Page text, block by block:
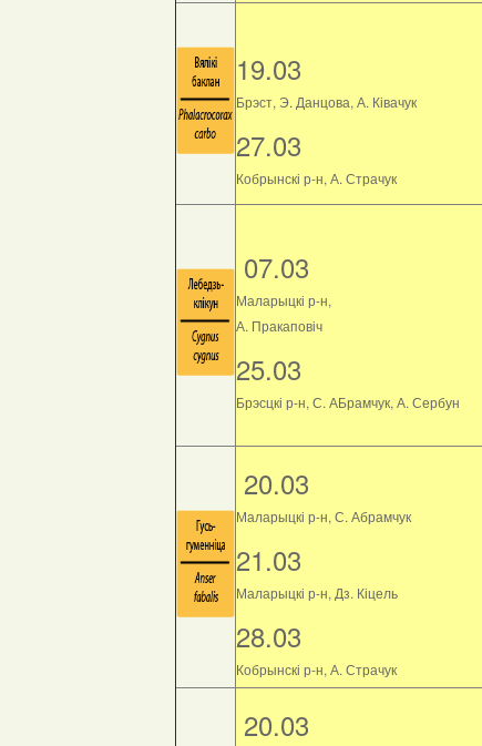
19.03
Брэст, Э. Данцова, А. Ківачук
27.03
Кобрынскі р-н, А. Страчук
07.03
Маларыцкі р-н,
А. Пракаповіч
25.03
Брэсцкі р-н, С. АБрамчук, А. Сербун
20.03
Маларыцкі р-н, С. Абрамчук
21.03
Маларыцкі р-н, Дз. Кіцель
28.03
Кобрынскі р-н, А. Страчук
20.03